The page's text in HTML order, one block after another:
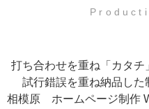
打ち合わせを重ね「カタ
試行錯誤を重ね納品した
相模原 ホームページ制作